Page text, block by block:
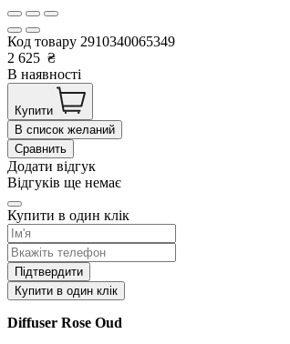
Код товару 2910340065349
2 625 ₴
В наявності
Купити
В список желаний
Сравнить
Додати відгук
Відгуків ще немає
Купити в один клік
Підтвердити
Купити в один клік
Diffuser Rose Oud